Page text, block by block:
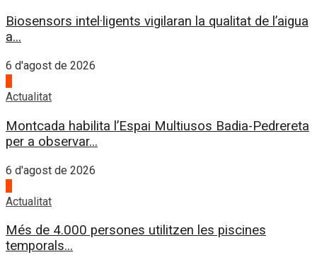
Biosensors intel·ligents vigilaran la qualitat de l’aigua
a...
6 d'agost de 2026
Actualitat
Montcada habilita l’Espai Multiusos Badia-Pedrereta
per a observar...
6 d'agost de 2026
Actualitat
Més de 4.000 persones utilitzen les piscines
temporals...